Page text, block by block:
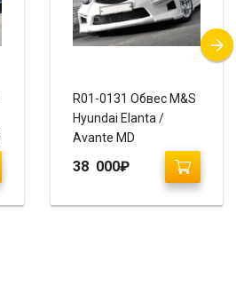
R01-0131 Обвес M&S
Hyundai Elanta /
Avante MD
38 000₽